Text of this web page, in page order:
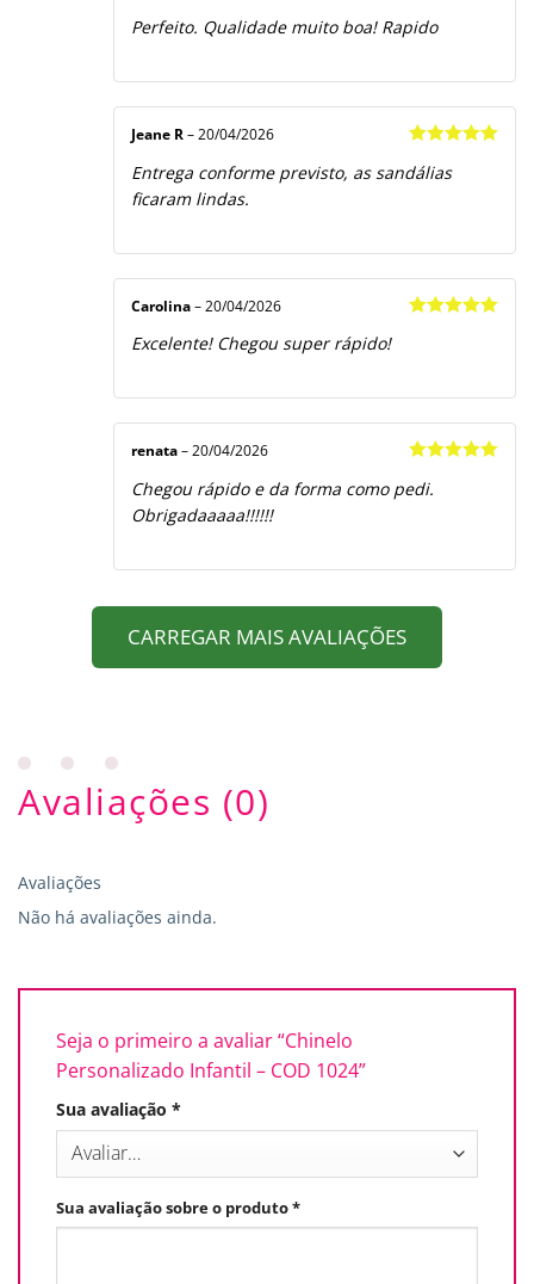
de 5
Perfeito. Qualidade muito boa! Rapido
de 5
Jeane R – 20/04/2026
Entrega conforme previsto, as sandálias
ficaram lindas.
Carolina – 20/04/2026
Excelente! Chegou super rápido!
de 5
renata – 20/04/2026
Chegou rápido e da forma como pedi.
Obrigadaaaaa!!!!!!
CARREGAR MAIS AVALIAÇÕES
Avaliações (0)
Avaliações
Não há avaliações ainda.
Seja o primeiro a avaliar “Chinelo
Personalizado Infantil – COD 1024”
Sua avaliação *
Sua avaliação sobre o produto*